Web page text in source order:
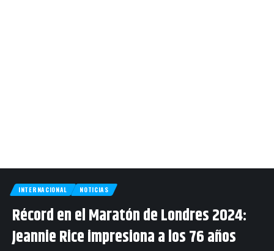
INTERNACIONAL NOTICIAS
Récord en el Maratón de Londres 2024:
Jeannie Rice impresiona a los 76 años